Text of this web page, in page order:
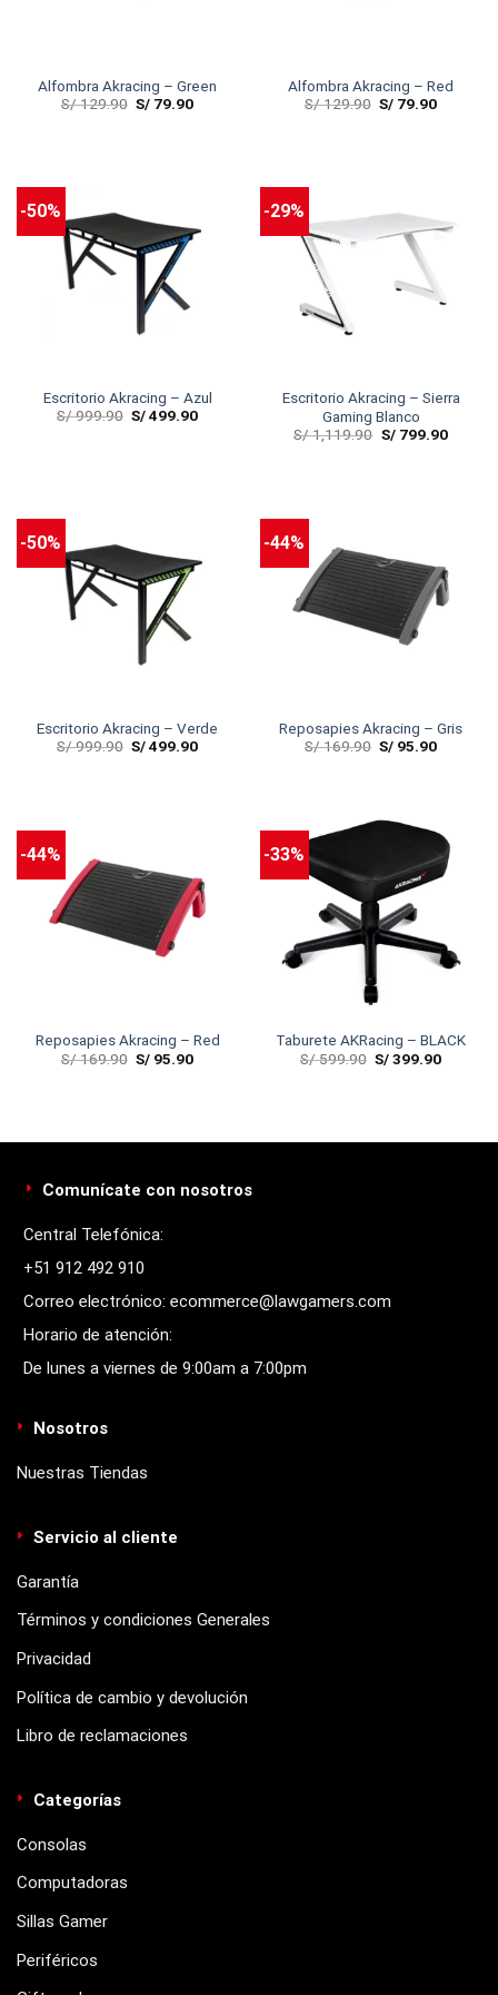
Alfombra Akracing – Green
S/129.90 S/ 79.90
Alfombra Akracing – Red
S/129.90 S/ 79.90
-50%
Escritorio Akracing – Azul
S/999.90 S/499.90
-29%
Escritorio Akracing – Sierra
Gaming Blanco
S/1,119.90 S/799.90
-50%
Escritorio Akracing – Verde
S/999.90 S/499.90
-44%
Reposapies Akracing – Gris
S/169.90 S/ 95.90
-44%
Reposapies Akracing – Red
S/169.90 S/ 95.90
-33%
Taburete AKRacing – BLACK
S/599.90 S/399.90
Comunícate con nosotros
Central Telefónica:
+51 912 492 910
Correo electrónico: ecommerce@lawgamers.com
Horario de atención:
De lunes a viernes de 9:00am a 7:00pm
Nosotros
Nuestras Tiendas
Servicio al cliente
Garantía
Términos y condiciones Generales
Privacidad
Política de cambio y devolución
Libro de reclamaciones
Categorías
Consolas
Computadoras
Sillas Gamer
Periféricos